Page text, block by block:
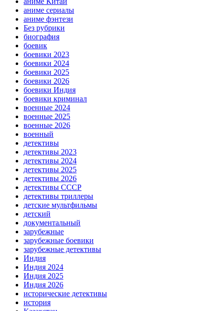
аниме сериалы
аниме фэнтези
Без рубрики
биография
боевик
боевики 2023
боевики 2024
боевики 2025
боевики 2026
боевики Индия
боевики криминал
военные 2024
военные 2025
военные 2026
военный
детективы
детективы 2023
детективы 2024
детективы 2025
детективы 2026
детективы СССР
детективы триллеры
детские мультфильмы
детский
документальный
зарубежные
зарубежные боевики
зарубежные детективы
Индия
Индия 2024
Индия 2025
Индия 2026
исторические детективы
история